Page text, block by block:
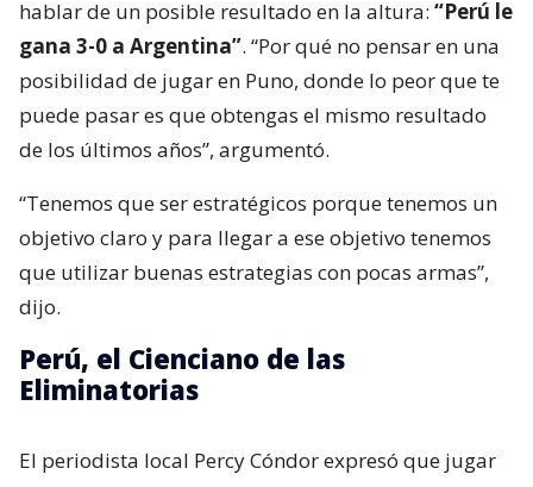
hablar de un posible resultado en la altura: “Perú le
gana 3-0 a Argentina”. “Por qué no pensar en una
posibilidad de jugar en Puno, donde lo peor que te
puede pasar es que obtengas el mismo resultado
de los últimos años”, argumentó.
“Tenemos que ser estratégicos porque tenemos un
objetivo claro y para llegar a ese objetivo tenemos
que utilizar buenas estrategias con pocas armas”,
dijo.
Perú, el Cienciano de las
Eliminatorias
El periodista local Percy Cóndor expresó que jugar